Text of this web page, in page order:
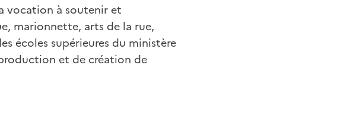
vocation à soutenir et
marionnette, arts de la rue,
écoles supérieures du ministère
et de création de